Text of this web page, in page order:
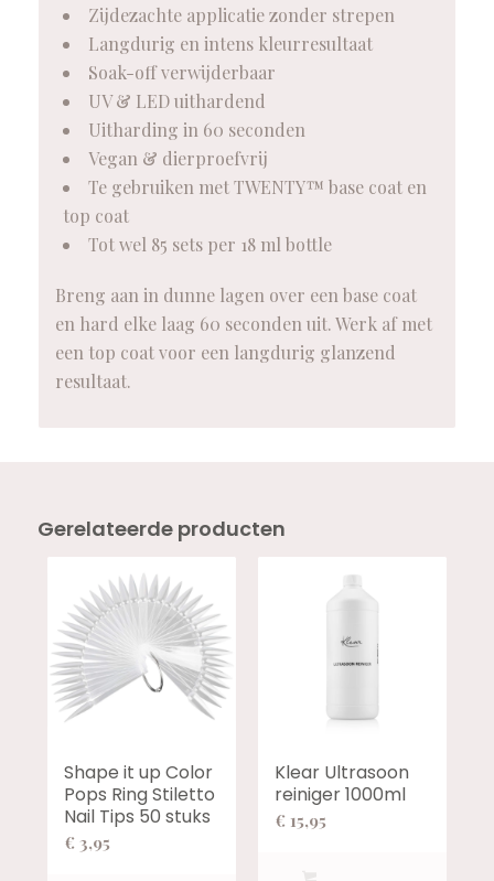
Zijdezachte applicatie zonder strepen
Langdurig en intens kleurresultaat
Soak-off verwijderbaar
UV & LED uithardend
Uitharding in 60 seconden
Vegan & dierproefvrij
Te gebruiken met TWENTY™ base coat en
top coat
Tot wel 85 sets per 18 ml bottle
Breng aan in dunne lagen over een base coat
en hard elke laag 60 seconden uit. Werk af met
een top coat voor een langdurig glanzend
resultaat.
Gerelateerde producten
Shape it up Color
Pops Ring Stiletto
Nail Tips 50 stuks
€ 3,95
Klear Ultrasoon
reiniger 1000ml
€ 15,95